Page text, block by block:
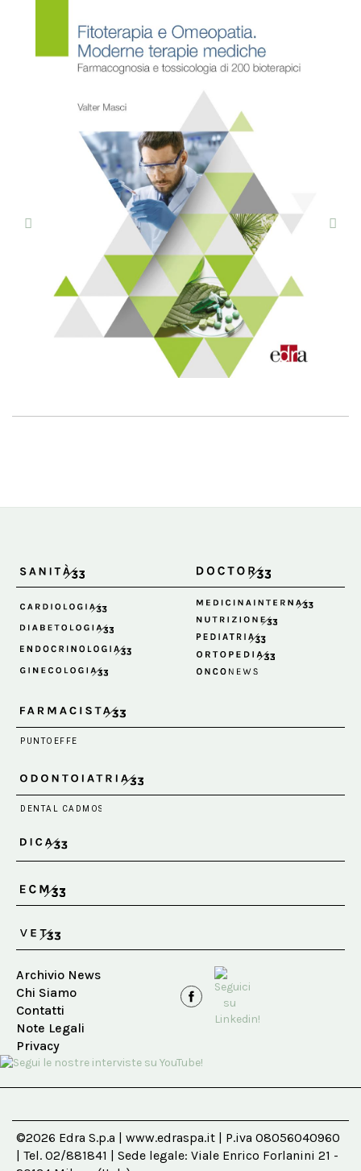
Archivio News
Chi Siamo
Contatti
Note Legali
Privacy
©2026 Edra S.p.a | www.edraspa.it | P.iva 08056040960
| Tel. 02/881841 | Sede legale: Viale Enrico Forlanini 21 -